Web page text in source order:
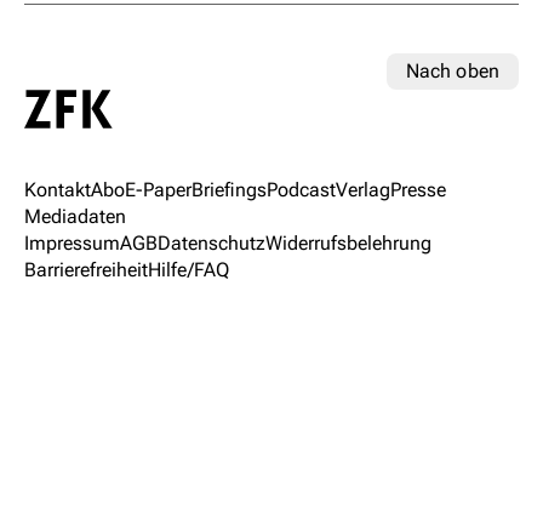
Nach oben
KontaktAboE-PaperBriefingsPodcastVerlagPresse
Mediadaten
ImpressumAGBDatenschutzWiderrufsbelehrung
BarrierefreiheitHilfe/FAQ